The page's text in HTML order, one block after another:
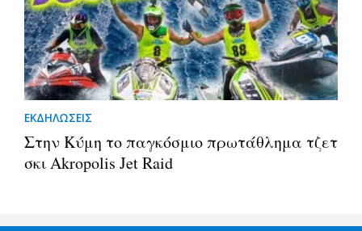
ΕΚΔΗΛΩΣΕΙΣ
Στην Κύμη το παγκόσμιο πρωτάθλημα τζετ
σκι Akropolis Jet Raid